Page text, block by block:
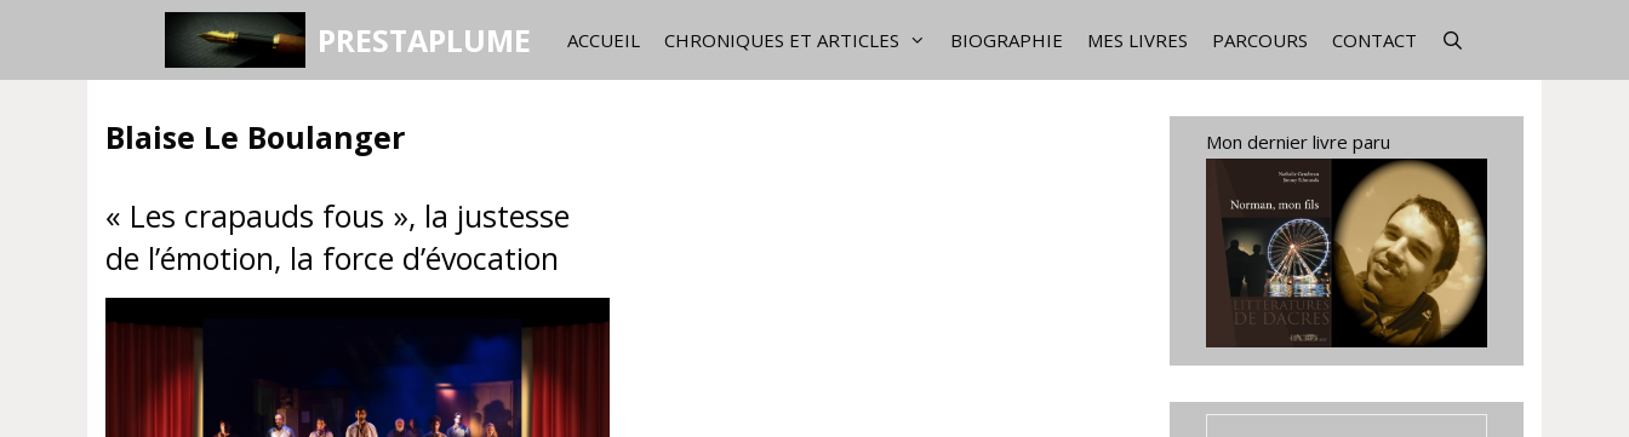
PRESTAPLUME ACCUEIL CHRONIQUES ET ARTICLES BIOGRAPHIE MES LIVRES PARCOURS CONTACT
Blaise Le Boulanger
« Les crapauds fous », la justesse
de l’émotion, la force d’évocation
Mon dernier livre paru